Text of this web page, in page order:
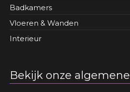
Badkamers
Vloeren & Wanden
Interieur
Bekijk onze